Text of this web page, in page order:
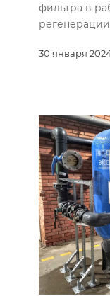
30 января
фильтра в